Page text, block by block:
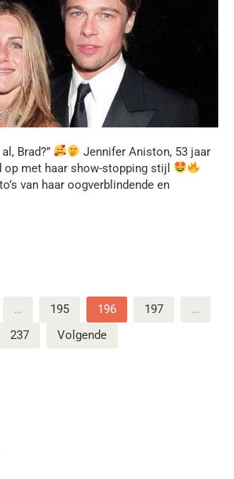
Brad?”
Jennifer Aniston, 53 jaar
met haar show-stopping stijl
van haar oogverblindende en
… 195 196 197
…
237
Volgende